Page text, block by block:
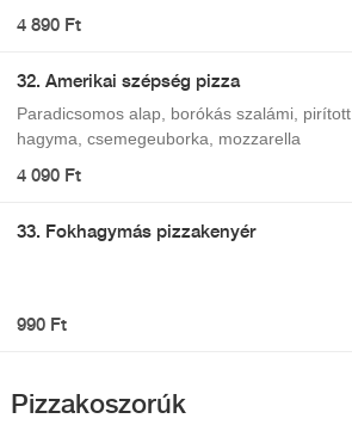
sajt.
4 890 Ft
32. Amerikai szépség pizza
Paradicsomos alap, borókás szalámi, pirított
hagyma, csemegeuborka, mozzarella
4 090 Ft
33. Fokhagymás pizzakenyér
990 Ft
Pizzakoszorúk